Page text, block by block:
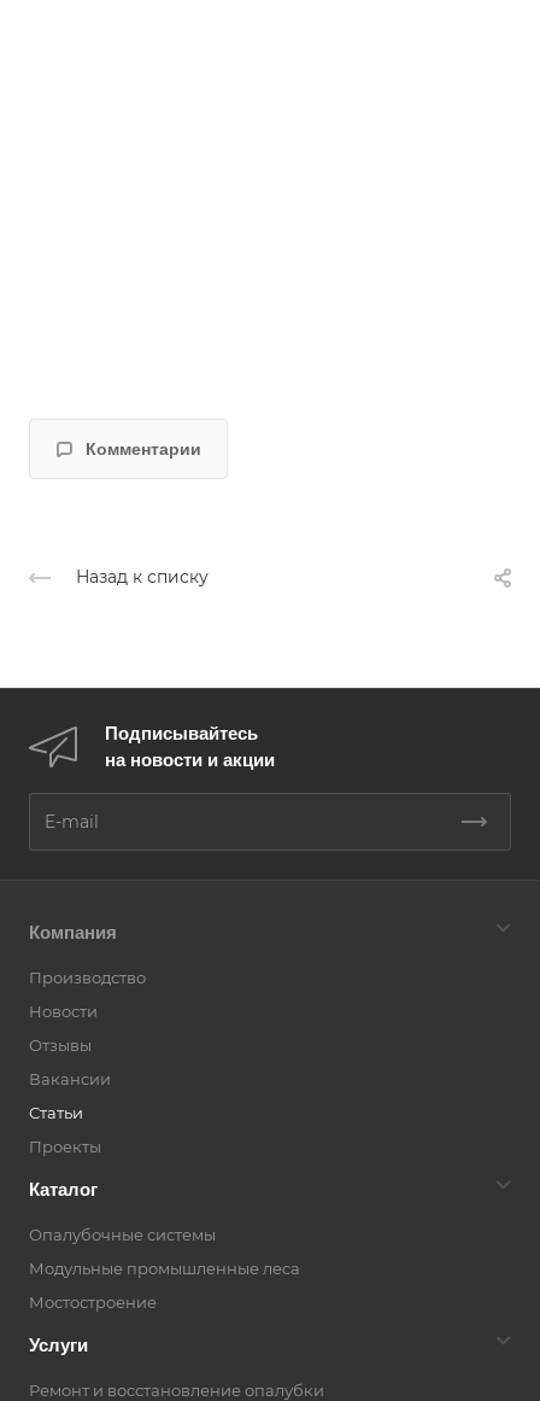
Комментарии
Назад к списку
Подписывайтесь
на новости и акции
Компания
Производство
Новости
Отзывы
Вакансии
Статьи
Проекты
Каталог
Опалубочные системы
Модульные промышленные леса
Мостостроение
Услуги
Ремонт и восстановление опалубки